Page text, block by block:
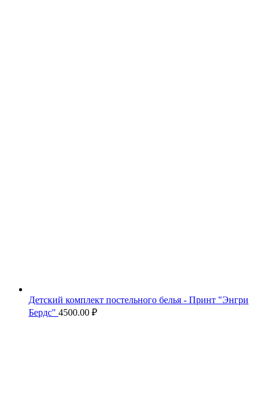
Детский комплект постельного белья - Принт "Энгри
Бердс" 4500.00 ₽